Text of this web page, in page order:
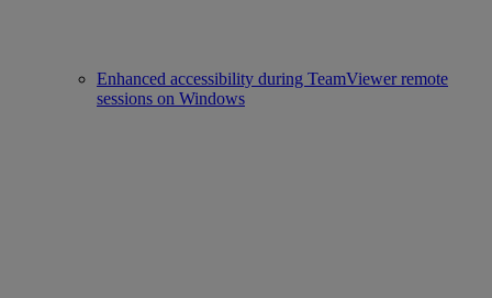
Enhanced accessibility during TeamViewer remote
sessions on Windows